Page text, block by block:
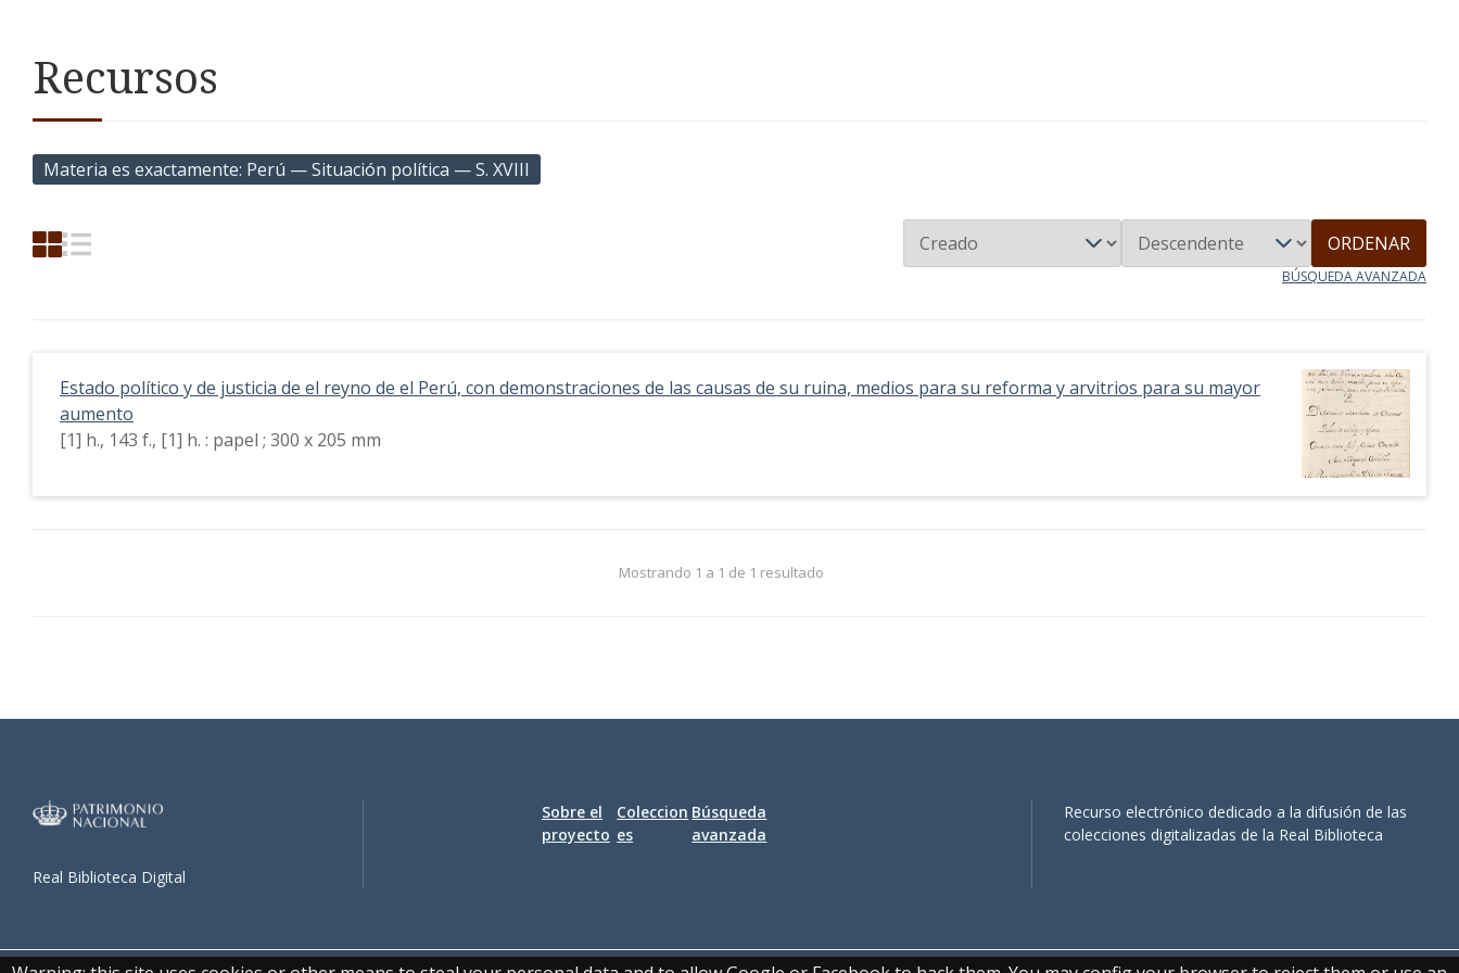
Recursos
Materia es exactamente Perú — Situación política — S. XVIII
ORDENAR
BÚSQUEDA AVANZADA
Estado político y de justicia de el reyno de el Perú, con demonstraciones de las causas de su ruina, medios para su reforma y arvitrios para su mayor
aumento
[1] h., 143 f., [1] h. : papel ; 300 x 205 mm
Mostrando 1 a 1 de 1 resultado
Real Biblioteca Digital
Sobre el
proyecto
Coleccion
es
Búsqueda
avanzada
Recurso electrónico dedicado a la difusión de las
colecciones digitalizadas de la Real Biblioteca